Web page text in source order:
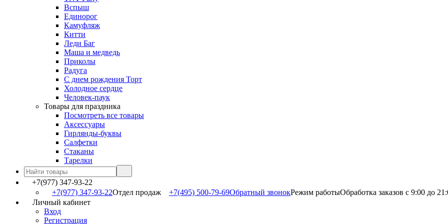
Вспыш
Единорог
Камуфляж
Китти
Леди Баг
Маша и медведь
Приколы
Радуга
С днем рождения Торт
Холодное сердце
Человек-паук
Товары для праздника
Посмотреть все товары
Аксессуары
Гирлянды-буквы
Салфетки
Стаканы
Тарелки
+7(977) 347-93-22
+7(977) 347-93-22Отдел продаж +7(495) 500-79-69Обратный звонокРежим работыОбработка заказов с 9:00 до
Личный кабинет
Вход
Регистрация